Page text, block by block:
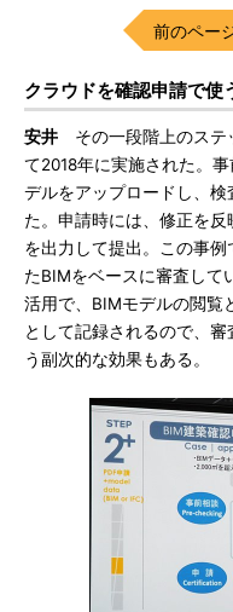
前のペー
クラウドを確認申請で使
安井 その一段階上のステ
て2018年に実施された。
デルをアップロードし、
た。申請時には、修正を
を出力して提出。この事
たBIMをベースに審査して
活用で、BIMモデルの閲覧
として記録されるので、
う副次的な効果もある。